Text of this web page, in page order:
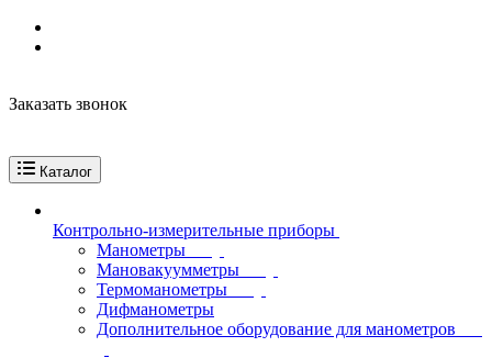
Заказать звонок
Каталог
Контрольно-измерительные приборы
Манометры
Мановакуумметры
Термоманометры
Дифманометры
Дополнительное оборудование для манометров